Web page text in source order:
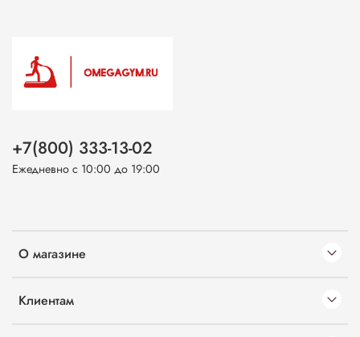
О магазине
Клиентам
+7(800) 333-13-02
Ежедневно с 10:00 до 19:00